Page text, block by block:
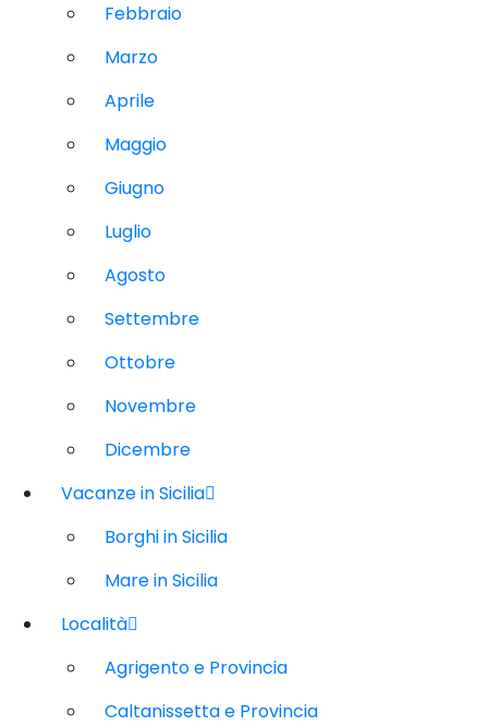
Febbraio
Marzo
Aprile
Maggio
Giugno
Luglio
Agosto
Settembre
Ottobre
Novembre
Dicembre
Vacanze in Sicilia
Borghi in Sicilia
Mare in Sicilia
Località
Agrigento e Provincia
Caltanissetta e Provincia